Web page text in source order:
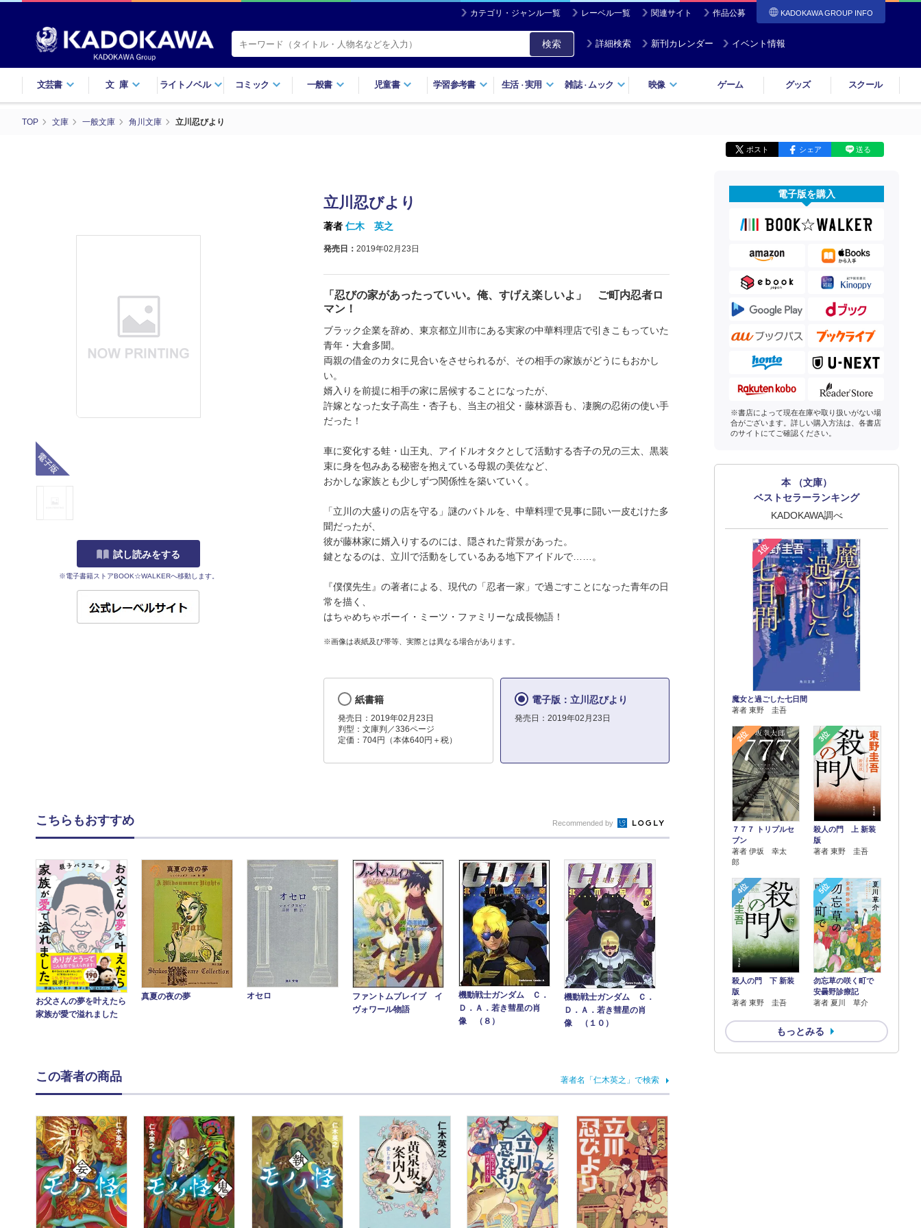
カテゴリ・ジャンル一覧 レーベル一覧 関連サイト 作品公募 KADOKAWA GROUP INFO
検索 詳細検索 新刊カレンダー イベント情報
文芸書 文庫 ライトノベル コミック 一般書 児童書 学習参考書 生活・実用 雑誌・ ムック 映像 ゲーム グッズ スクール
TOP 文庫 一般文庫 角川文庫 立川忍びより
ポスト シェア 送る
試し読みをする
※電子書籍ストアBOOK☆WALKERへ移動します。
立川忍びより
著者 仁木 英之
発売日： 2019年02月23日
「忍びの家があったっていい。俺、すげえ楽しいよ」 ご町内忍者ロ
マン！
ブラック企業を辞め、東京都立川市にある実家の中華料理店で引きこもっていた
青年・大倉多聞。
両親の借金のカタに見合いをさせられるが、その相手の家族がどうにもおかし
い。
婿入りを前提に相手の家に居候することになったが、
許嫁となった女子高生・杏子も、当主の祖父・藤林源吾も、凄腕の忍術の使い手
だった！
車に変化する蛙・山王丸、アイドルオタクとして活動する杏子の兄の三太、黒装
束に身を包みある秘密を抱えている母親の美佐など、
おかしな家族とも少しずつ関係性を築いていく。
「立川の大盛りの店を守る」謎のバトルを、中華料理で見事に闘い一皮むけた多
聞だったが、
彼が藤林家に婿入りするのには、隠された背景があった。
鍵となるのは、立川で活動をしているある地下アイドルで……。
『僕僕先生』の著者による、現代の「忍者一家」で過ごすことになった青年の日
常を描く、
はちゃめちゃボーイ・ミーツ・ファミリーな成長物語！
※画像は表紙及び帯等、実際とは異なる場合があります。
紙書籍
発売日：2019年02月23日
判型：文庫判／336ページ
定価：704円（本体640円＋税）
電子版：立川忍びより
発売日：2019年02月23日
電子版を購入
※書店によって現在在庫や取り扱いがない場
合がございます。詳しい購入方法は、各書店
のサイトにてご確認ください。
本 （文庫）
ベストセラーランキング
KADOKAWA調べ
1位
魔女と過ごした七日間
著者 東野 圭吾
2位
７７７ トリプルセ
ブン
著者 伊坂 幸太
郎
3位
殺人の門 上 新装
版
著者 東野 圭吾
4位
殺人の門 下 新装
版
著者 東野 圭吾
5位
勿忘草の咲く町で
安曇野診療記
著者 夏川 草介
もっとみる
こちらもおすすめ Recommended by
お父さんの夢を叶えたら
家族が愛で溢れました
真夏の夜の夢 オセロ
ファントムブレイブ イ
ヴォワール物語
機動戦士ガンダム Ｃ．
Ｄ．Ａ．若き彗星の肖
像 （８）
機動戦士ガンダム Ｃ．
Ｄ．Ａ．若き彗星の肖
像 （１０）
この著者の商品 著者名「仁木英之」で検索